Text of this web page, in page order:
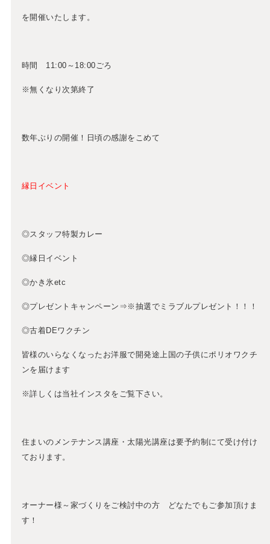
を開催いたします。
時間 11:00～18:00ごろ
※無くなり次第終了
数年ぶりの開催！日頃の感謝をこめて
縁日イベント
◎スタッフ特製カレー
◎縁日イベント
◎かき氷etc
◎プレゼントキャンペーン⇒※抽選でミラブルプレゼント！！！
◎古着DEワクチン
皆様のいらなくなったお洋服で開発途上国の子供にポリオワクチ
ンを届けます
※詳しくは当社インスタをご覧下さい。
住まいのメンテナンス講座・太陽光講座は要予約制にて受け付け
ております。
オーナー様～家づくりをご検討中の方 どなたでもご参加頂けま
す！